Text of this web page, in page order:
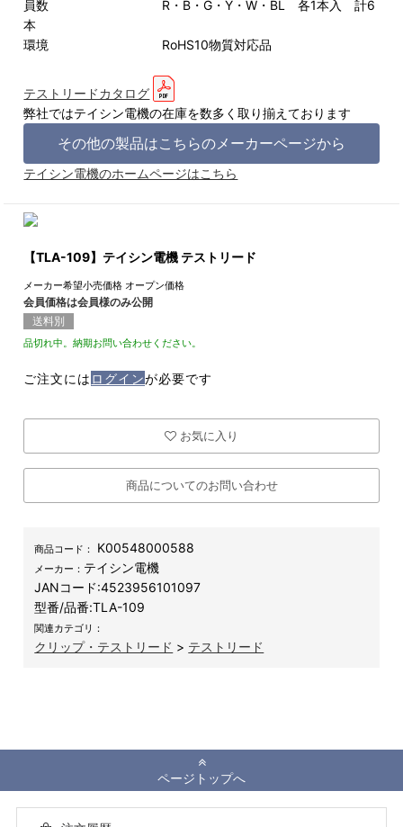
員数 R・B・G・Y・W・BL 各1本入 計6
本
環境 RoHS10物質対応品
テストリードカタログ
弊社ではテイシン電機の在庫を数多く取り揃えております
その他の製品はこちらのメーカーページから
テイシン電機のホームページはこちら
【TLA-109】テイシン電機 テストリード
メーカー希望小売価格 オープン価格
会員価格は会員様のみ公開
送料別
品切れ中。納期お問い合わせください。
ご注文には ログインが必要です
お気に入り
商品についてのお問い合わせ
商品コード： K00548000588
メーカー： テイシン電機
JANコード:4523956101097
型番/品番:TLA-109
関連カテゴリ：
クリップ・テストリード > テストリード
ページトップへ